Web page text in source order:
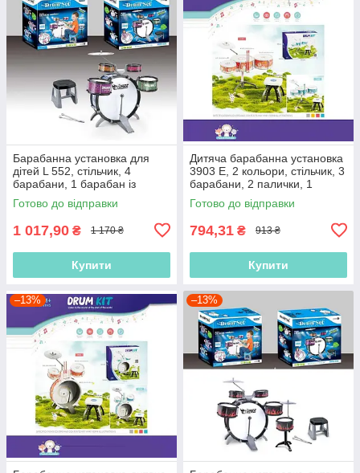
Барабанна установка для
дітей L 552, стільчик, 4
барабани, 1 барабан із
педаллю, 2 палички, 1
металевий
Готово до відправки
1 017,90 ₴ 1 170 ₴
Купити
Дитяча барабанна установка
3903 E, 2 кольори, стільчик, 3
барабани, 2 палички, 1
металевий диск
Готово до відправки
794,31 ₴ 913 ₴
Купити
–13% –13%